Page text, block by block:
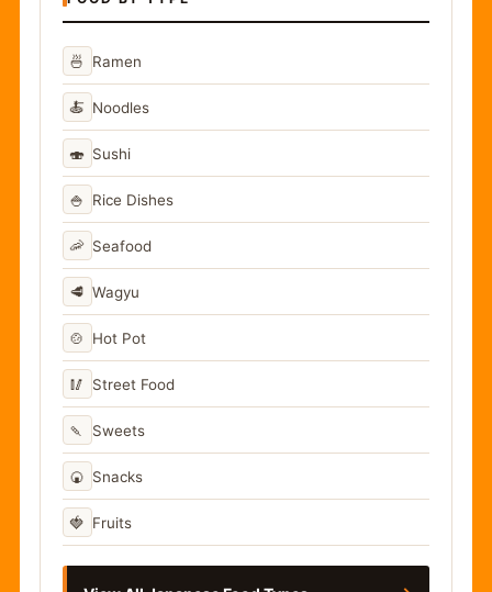
🍜 Ramen
🍝 Noodles
🍣 Sushi
🍚 Rice Dishes
🦐 Seafood
🥩 Wagyu
🍲 Hot Pot
🥢 Street Food
🍡 Sweets
🍘 Snacks
🍓 Fruits